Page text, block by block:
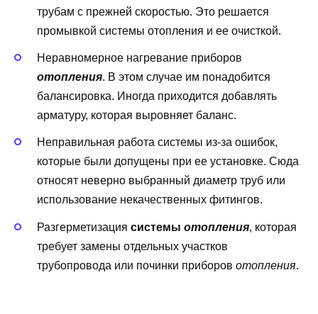
трубам с прежней скоростью. Это решается
промывкой системы отопления и ее очисткой.
Неравномерное нагревание приборов
отопления. В этом случае им понадобится
балансировка. Иногда приходится добавлять
арматуру, которая выровняет баланс.
Неправильная работа системы из-за ошибок,
которые были допущены при ее установке. Сюда
относят неверно выбранный диаметр труб или
использование некачественных фитингов.
Разгерметизация системы отопления, которая
требует замены отдельных участков
трубопровода или починки приборов отопления.